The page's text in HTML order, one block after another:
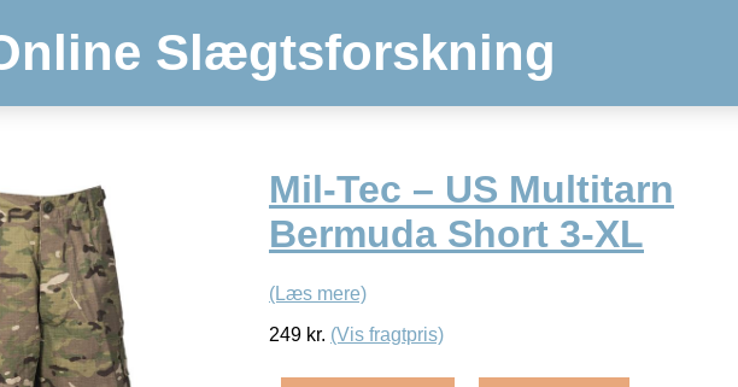
Slægtsforskning
Mil-Tec – US Multitarn
Bermuda Short 3-XL
(Læs mere)
249 kr. (Vis fragtpris)